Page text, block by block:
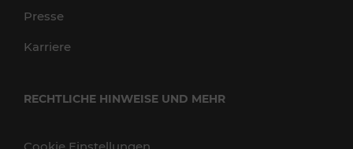
Presse
Karriere
RECHTLICHE HINWEISE UND MEHR